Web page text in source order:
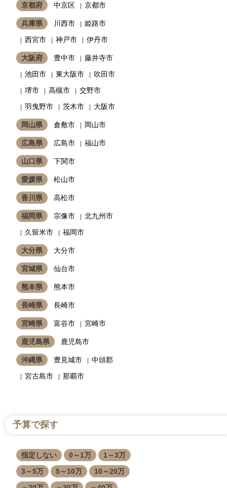
京都府 中京区 京都市
兵庫県 川西市
姫路市
西宮市
神戸市 伊丹市
大阪府 豊中市
藤井寺市
池田市
東大阪市
吹田市
堺市
高槻市
交野市
羽曳野市
茨木市 大阪市
岡山県 倉敷市 岡山市
広島県 広島市 福山市
山口県 下関市
愛媛県 松山市
香川県 高松市
福岡県 宗像市
北九州市
久留米市
福岡市
大分県 大分市
宮城県 仙台市
熊本県 熊本市
長崎県 長崎市
宮崎県 富谷市 宮崎市
鹿児島県 鹿児島市
沖縄県 豊見城市
中頭郡
宮古島市
那覇市
予算で探す
指定しない 0～1万
1～3万
3～5万
5～10万
10～20万